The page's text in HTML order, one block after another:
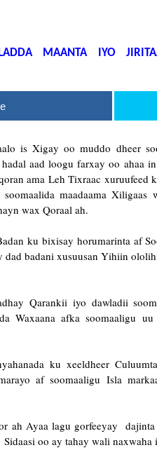
MAANTA IYO
is Xigay oo muddo dheer
aad loogu farxay oo ahaa
ama Leh Tixraac xuruufeed
maadaama
wax Qoraal ah.
ku bixisay horumarinta af
dad badani xusuusan Yihiin
Qarankii iyo dawladii
Waxaana afka soomaaligu
ku xeeldheer
af soomaaligu Isla
ah Ayaa lagu gorfeeyay
oo ay tahay wali naxwaha